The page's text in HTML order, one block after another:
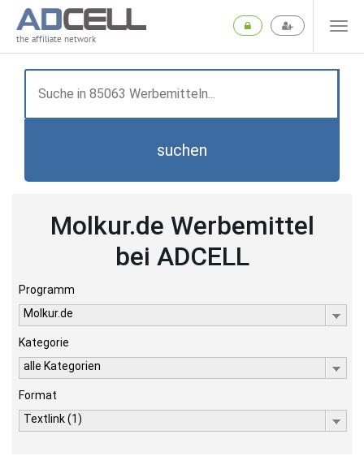
the affiliate network
suchen
Molkur.de Werbemittel
bei ADCELL
Programm
Molkur.de
Kategorie
alle Kategorien
Format
Textlink (1)